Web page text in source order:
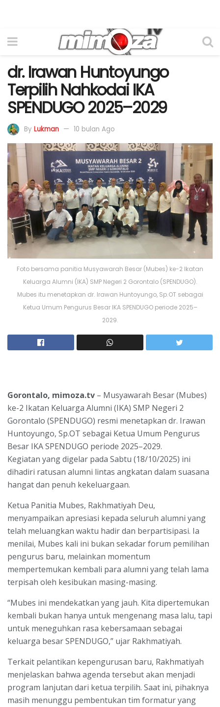
dr. Irawan Huntoyungo
Terpilih Nahkodai IKA
SPENDUGO 2025–2029
By Lukman 10 bulan Ago
Foto bersama panitia Musyawarah Besar (Mubes) ke-2 Ikatan
Keluarga Alumni (IKA) SMP Negeri 2 Gorontalo (SPENDUGO).
Mubes itu menetapkan dr. Irawan Huntoyungo, Sp.OT sebagai
Ketua Umum Pengurus Besar IKA SPENDUGO periode 2025–
2029.
Gorontalo, mimoza.tv – Musyawarah Besar (Mubes)
ke-2 Ikatan Keluarga Alumni (IKA) SMP Negeri 2
Gorontalo (SPENDUGO) resmi menetapkan dr. Irawan
Huntoyungo, Sp.OT sebagai Ketua Umum Pengurus
Besar IKA SPENDUGO periode 2025–2029.
Kegiatan yang digelar pada Sabtu (18/10/2025) ini
dihadiri ratusan alumni lintas angkatan dalam suasana
hangat dan penuh kekeluargaan.
Ketua Panitia Mubes, Rakhmatiyah Deu,
menyampaikan apresiasi kepada seluruh alumni yang
telah meluangkan waktu hadir dan berpartisipasi. Ia
menilai, Mubes kali ini bukan sekadar forum pemilihan
pengurus baru, melainkan momentum
mempertemukan kembali para alumni yang telah lama
terpisah oleh kesibukan masing-masing.
“Mubes ini mendekatkan yang jauh. Kita dipertemukan
kembali bukan hanya untuk mengenang masa lalu, tapi
untuk meneguhkan rasa kebersamaan sebagai
keluarga besar SPENDUGO,” ujar Rakhmatiyah.
Terkait pelantikan kepengurusan baru, Rakhmatiyah
menjelaskan bahwa agenda tersebut akan menjadi
program lanjutan dari ketua terpilih. Saat ini, pihaknya
masih menunggu pembentukan tim formatur yang